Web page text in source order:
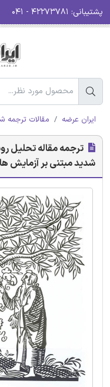
پشتیبانی:
ایران عرضه مقالات ترجمه
ترجمه مقاله تحلیل
شدید مبتنی بر آزمایش